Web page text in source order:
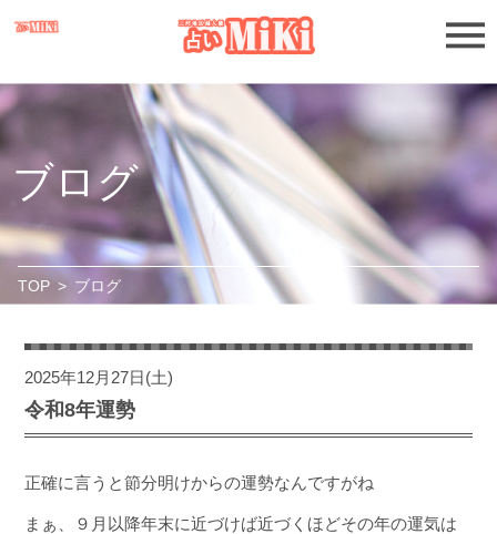
ブログ
TOP > ブログ
2025年12月27日(土)
令和8年運勢
正確に言うと節分明けからの運勢なんですがね
まぁ、９月以降年末に近づけば近づくほどその年の運気は